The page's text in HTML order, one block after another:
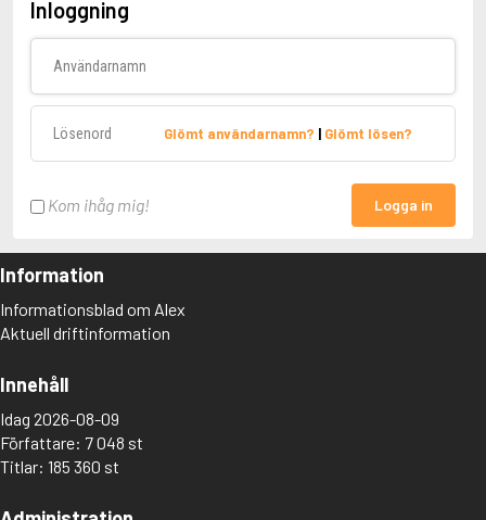
Inloggning
Glömt användarnamn? | Glömt lösen?
Kom ihåg mig! Logga in
Information
Informationsblad om Alex
Aktuell driftinformation
Innehåll
Idag 2026-08-09
Författare: 7 048 st
Titlar: 185 360 st